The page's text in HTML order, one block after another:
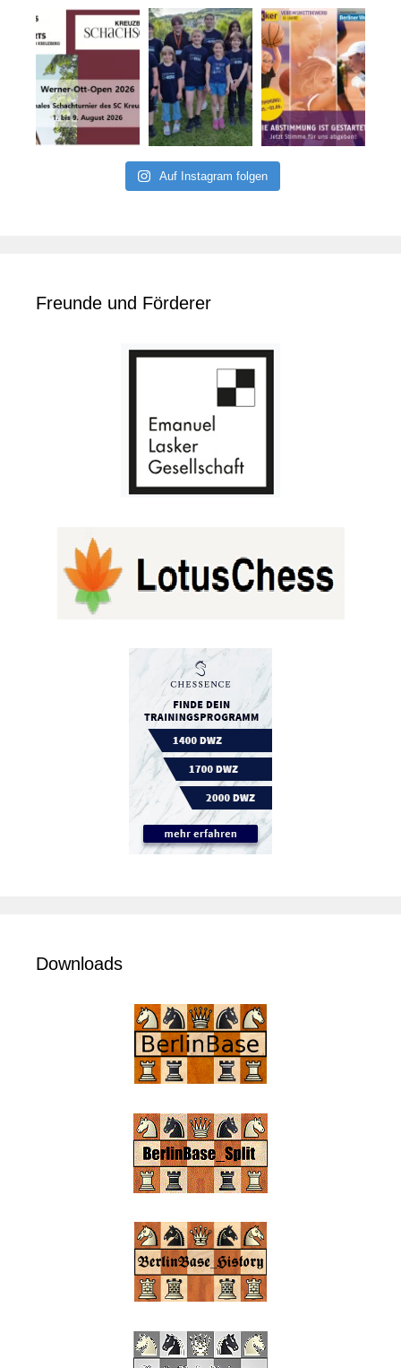
Auf Instagram folgen
Freunde und Förderer
Downloads